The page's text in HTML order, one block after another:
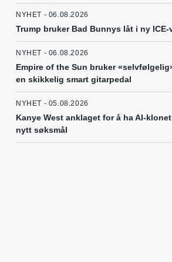
NYHET - 06.08.2026
Trump bruker Bad Bunnys låt i ny ICE-
NYHET - 06.08.2026
Empire of the Sun bruker
en skikkelig smart gitarpedal
NYHET - 05.08.2026
Kanye West anklaget for å ha AI-
nytt søksmål